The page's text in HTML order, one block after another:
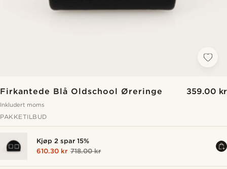
Firkantede Blå Oldschool Øreringe 359.00 kr
Inkludert moms
PAKKETILBUD
Kjøp 2 spar 15%
610.30 kr 718.00 kr